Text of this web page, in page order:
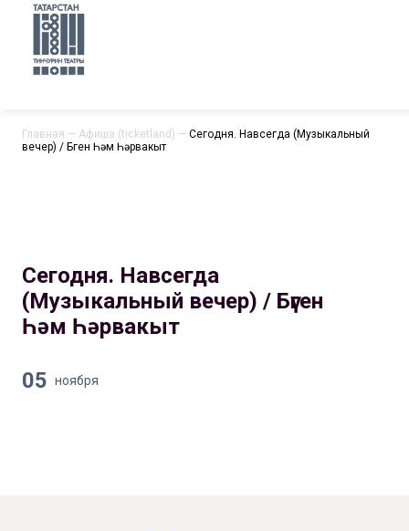
Главная — Афиша (ticketland) — Сегодня. Навсегда (Музыкальный
вечер) / Бүген Һәм Һәрвакыт
Сегодня. Навсегда
(Музыкальный вечер) / Бүген
Һәм Һәрвакыт
05 ноября